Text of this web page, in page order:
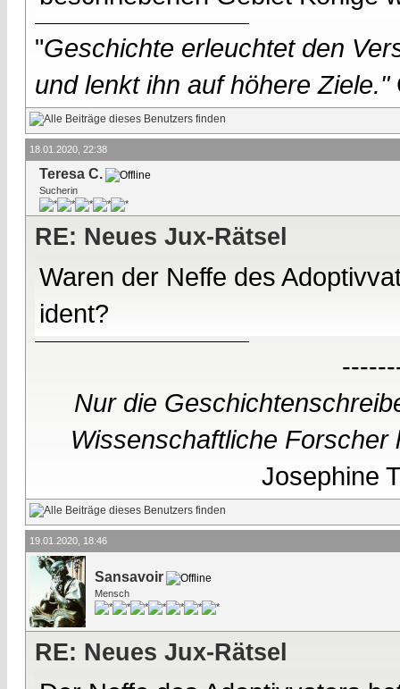
"Geschichte erleuchtet den
und lenkt ihn auf höhere Ziele."
18.01.2020, 22:38
Teresa C.
Sucherin
RE: Neues Jux-Rätsel
Waren der Neffe des
ident?
Nur die
Wissenschaftliche
Josephine
19.01.2020, 18:46
Sansavoir
Mensch
RE: Neues Jux-Rätsel